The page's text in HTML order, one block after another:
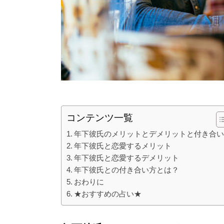
コンテンツ一覧
年下彼氏のメリットとデメリットと付き合
年下彼氏と恋愛するメリット
年下彼氏と恋愛するデメリット
年下彼氏との付き合い方とは？
おわりに
★おすすめの占い★